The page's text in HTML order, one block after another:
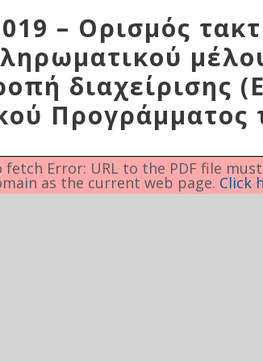
Δημοτικές
Ενότητες
– Ορισμός
διαχείρισης
fetch Error: URL to the PDF file
as the current web page. Click